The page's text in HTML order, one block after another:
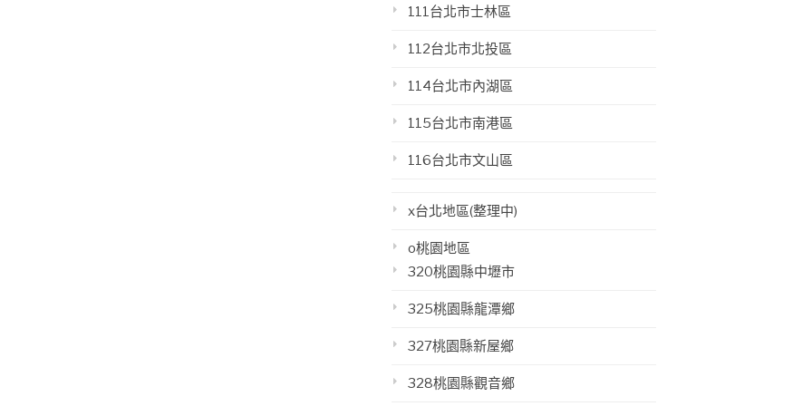
111台北市士林區
112台北市北投區
114台北市內湖區
115台北市南港區
116台北市文山區
x台北地區(整理中)
o桃園地區
320桃園縣中壢市
325桃園縣龍潭鄉
327桃園縣新屋鄉
328桃園縣觀音鄉